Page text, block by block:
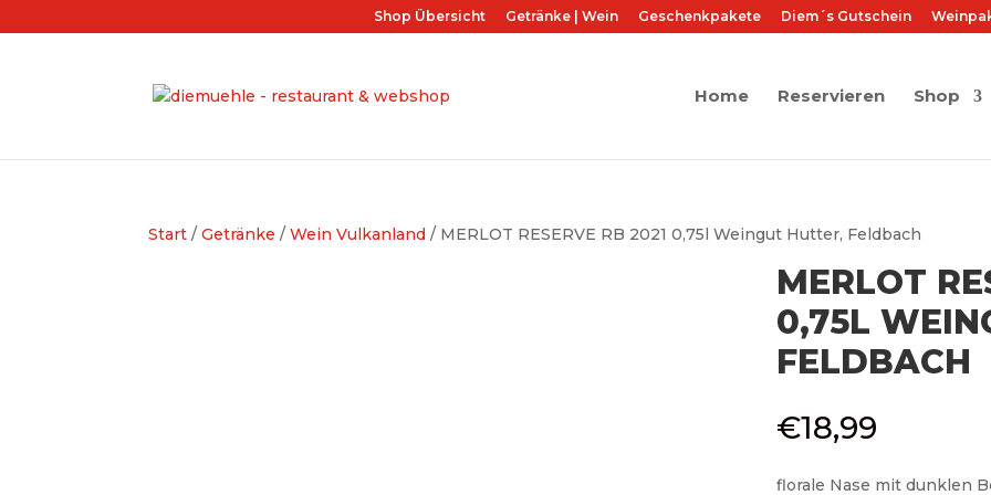
Shop Übersicht Getränke | Wein Geschenkpakete Diem´s Gutschein
Home Reservieren Shop
Start /Getränke /Wein Vulkanland / MERLOT RESERVE RB 2021 0,75l Weingut Hutter, Feldbach
MERLOT
0,75L
FELDBACH
€18,99
florale Nase mit dunklen